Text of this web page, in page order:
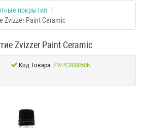
покрытия
Zvizzer Paint Ceramic
Zvizzer Paint Ceramic
Код Товара: ZV-PC000050N